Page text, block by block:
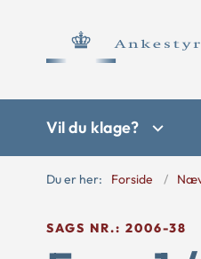
Vil du klage?
Du er her: Forside
SAGS NR.: 2006-38